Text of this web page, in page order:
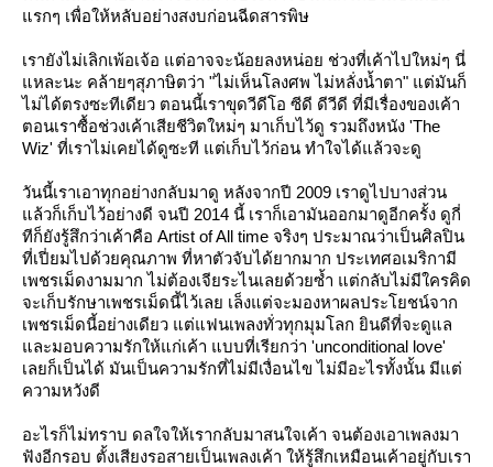
รกๆ เพื่อให้หลับอย่างสงบก่อนฉีดสารพิษ
เรายังไม่เลิกเพ้อเจ้อ แต่อาจจะน้อยลงหน่อย ช่วงที่เค้าไปใหม่ๆ นี่
หละนะ คล้ายๆสุภาษิตว่า "ไม่เห็นโลงศพ ไม่หลั่งน้ำตา" แต่มันก็
ไม่ได้ตรงซะทีเดียว ตอนนี้เราขุดวีดีโอ ซีดี ดีวีดี ที่มีเรื่องของเค้า
ตอนเราซื้อช่วงเค้าเสียชีวิตใหม่ๆ มาเก็บไว้ดู รวมถึงหนัง 'The
Wiz' ที่เราไม่เคยได้ดูซะที แต่เก็บไว้ก่อน ทำใจได้แล้วจะดู
วันนี้เราเอาทุกอย่างกลับมาดู หลังจากปี 2009 เราดูไปบางส่วน
ล้วก็เก็บไว้อย่างดี จนปี 2014 นี้ เราก็เอามันออกมาดูอีกครั้ง ดูกี่
ทีก็ยังรู้สึกว่าเค้าคือ Artist of All time จริงๆ ประมาณว่าเป็นศิลปิน
ที่เปี่ยมไปด้วยคุณภาพ ที่หาตัวจับได้ยากมาก ประเทศอเมริกามี
เพชรเม็ดงามมาก ไม่ต้องเจียระไนเลยด้วยซ้ำ แต่กลับไม่มีใครคิด
จะเก็บรักษาเพชรเม็ดนี้ไว้เลย เล็งแต่จะมองหาผลประโยชน์จาก
เพชรเม็ดนี้อย่างเดียว แต่แฟนเพลงทั่วทุกมุมโลก ยินดีที่จะดูแล
ละมอบความรักให้แก่เค้า แบบที่เรียกว่า 'unconditional love'
เลยก็เป็นได้ มันเป็นความรักที่ไม่มีเงื่อนไข ไม่มีอะไรทั้งนั้น มีแต่
ความหวังดี
อะไรก็ไม่ทราบ ดลใจให้เรากลับมาสนใจเค้า จนต้องเอาเพลงมา
ฟังอีกรอบ ตั้งเสียงรอสายเป็นเพลงเค้า ให้รู้สึกเหมือนเค้าอยู่กับเรา